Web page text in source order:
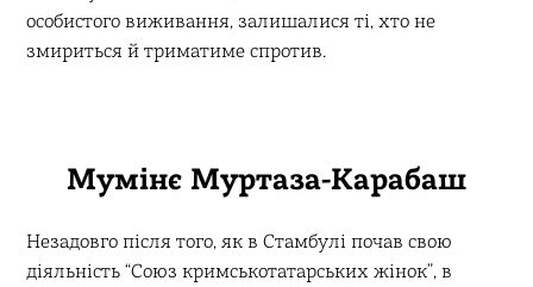
особистого виживання, залишалися ті, хто не
змириться й триматиме спротив.
Мумінє Муртаза-Карабаш
Незадовго після того, як в Стамбулі почав свою
діяльність “Союз кримськотатарських жінок”, в